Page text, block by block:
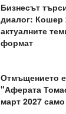
Бизнесът
диалог: Кошер
актуалните
формат
Отмъщението
"Аферата
март 2027